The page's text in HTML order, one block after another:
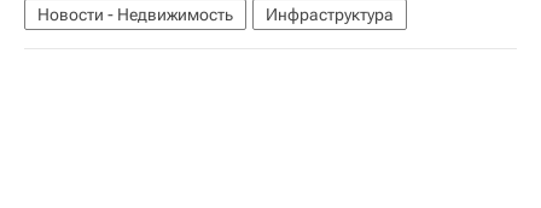
Новости - Недвижимость Инфраструктура